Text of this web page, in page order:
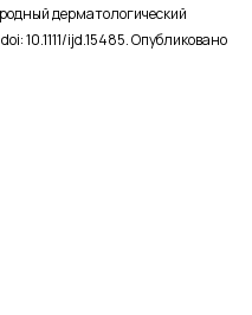
дерматологический
10.1111/ijd.15485. Опубликовано